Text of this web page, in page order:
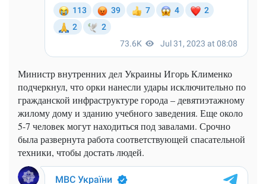
Министр внутренних дел Украины Игорь Клименко
подчеркнул, что орки нанесли удары исключительно по
гражданской инфраструктуре города – девятиэтажному
жилому дому и зданию учебного заведения. Еще около
5-7 человек могут находиться под завалами. Срочно
была развернута работа соответствующей спасательной
техники, чтобы достать людей.